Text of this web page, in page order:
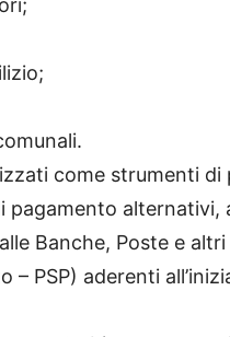
come strumenti
pagamento alternativi,
Banche, Poste e
– PSP) aderenti